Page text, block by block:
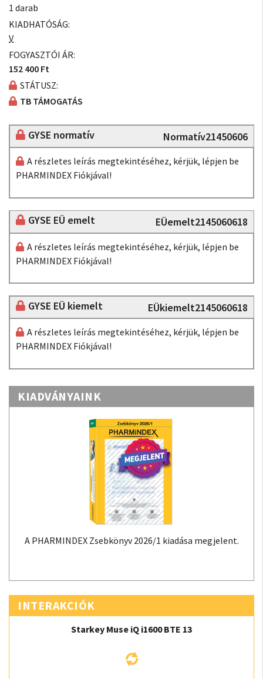
1 darab
KIADHATÓSÁG:
V
FOGYASZTÓI ÁR:
152 400 Ft
STÁTUSZ:
TB TÁMOGATÁS
GYSE normatív Normatív21450606
A részletes leírás megtekintéséhez, kérjük, lépjen be
PHARMINDEX Fiókjával!
GYSE EÜ emelt EÜemelt2145060618
A részletes leírás megtekintéséhez, kérjük, lépjen be
PHARMINDEX Fiókjával!
GYSE EÜ kiemelt EÜkiemelt2145060618
A részletes leírás megtekintéséhez, kérjük, lépjen be
PHARMINDEX Fiókjával!
KIADVÁNYAINK
A PHARMINDEX Zsebkönyv 2026/1 kiadása megjelent.
INTERAKCIÓK
Starkey Muse iQ i1600 BTE 13